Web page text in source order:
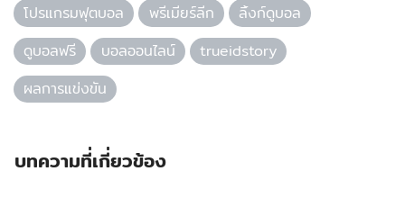
โปรแกรมฟุตบอล
พรีเมียร์ลีก
ลิ้งก์ดูบอล
ดูบอลฟรี
บอลออนไลน์
trueidstory
ผลการแข่งขัน
บทความที่เกี่ยวข้อง